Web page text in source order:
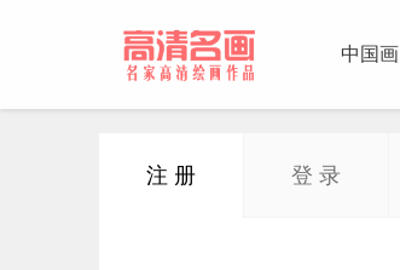
中国画
注 册 登 录